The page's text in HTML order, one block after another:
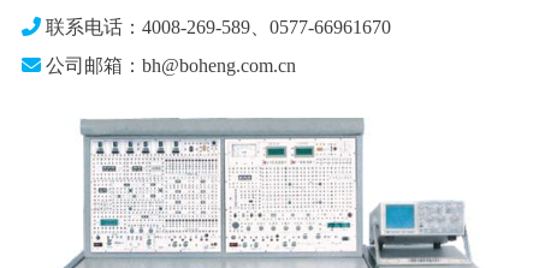
联系电话：4008-269-589、0577-66961670
公司邮箱：bh@boheng.com.cn